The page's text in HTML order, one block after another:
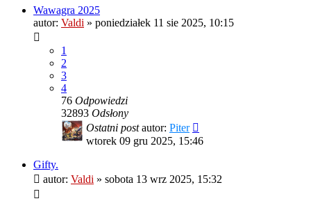
Wawagra 2025
autor: Valdi » poniedziałek 11 sie 2025, 10:15
1
2
3
4
76 Odpowiedzi
32893 Odsłony
Ostatni postautor: Piter
wtorek 09 gru 2025, 15:46
Gifty.
autor: Valdi » sobota 13 wrz 2025, 15:32